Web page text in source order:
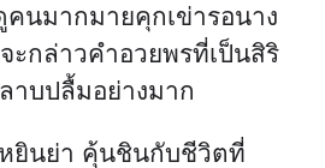
นมากมายคุกเข่ารอนาง
ะกล่าวคำอวยพรที่เป็นสิริ
าบปลื้มอย่างมาก
ยินย่า คุ้นชินกับชีวิตที่